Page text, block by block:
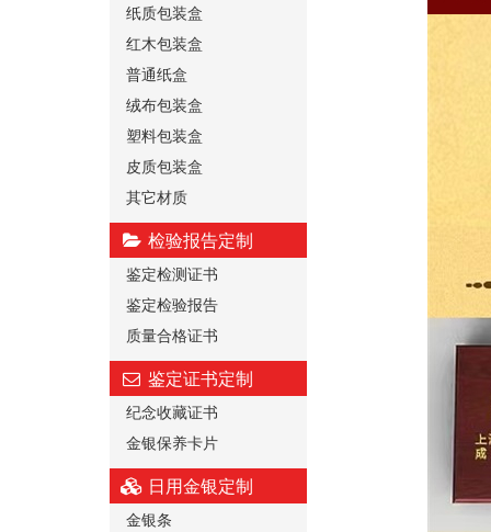
纸质包装盒
红木包装盒
普通纸盒
绒布包装盒
塑料包装盒
皮质包装盒
其它材质
检验报告定制
鉴定检测证书
鉴定检验报告
质量合格证书
鉴定证书定制
纪念收藏证书
金银保养卡片
日用金银定制
金银条